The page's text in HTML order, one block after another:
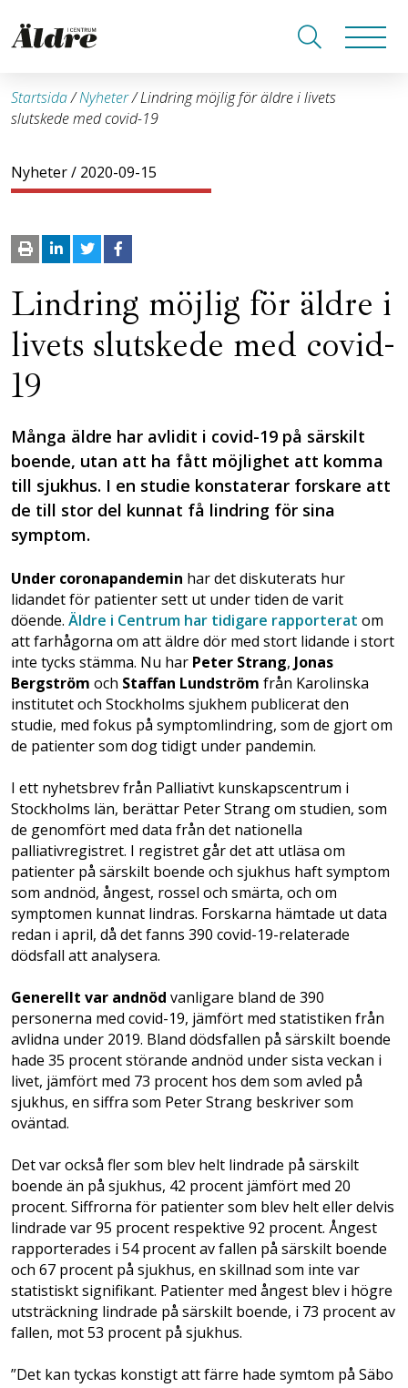
Startsida/Nyheter/Lindring möjlig för äldre i livets
slutskede med covid-19
Nyheter/ 2020-09-15
Lindring möjlig för äldre i
livets slutskede med covid-
19
Många äldre har avlidit i covid-19 på särskilt
boende, utan att ha fått möjlighet att komma
till sjukhus. I en studie konstaterar forskare att
de till stor del kunnat få lindring för sina
symptom.
Under coronapandemin har det diskuterats hur
lidandet för patienter sett ut under tiden de varit
döende. Äldre i Centrum har tidigare rapporterat om
att farhågorna om att äldre dör med stort lidande i stort
inte tycks stämma. Nu har Peter Strang, Jonas
Bergström och Staffan Lundström från Karolinska
institutet och Stockholms sjukhem publicerat den
studie, med fokus på symptomlindring, som de gjort om
de patienter som dog tidigt under pandemin.
I ett nyhetsbrev från Palliativt kunskapscentrum i
Stockholms län, berättar Peter Strang om studien, som
de genomfört med data från det nationella
palliativregistret. I registret går det att utläsa om
patienter på särskilt boende och sjukhus haft symptom
som andnöd, ångest, rossel och smärta, och om
symptomen kunnat lindras. Forskarna hämtade ut data
redan i april, då det fanns 390 covid-19-relaterade
dödsfall att analysera.
Generellt var andnöd vanligare bland de 390
personerna med covid-19, jämfört med statistiken från
avlidna under 2019. Bland dödsfallen på särskilt boende
hade 35 procent störande andnöd under sista veckan i
livet, jämfört med 73 procent hos dem som avled på
sjukhus, en siffra som Peter Strang beskriver som
oväntad.
Det var också fler som blev helt lindrade på särskilt
boende än på sjukhus, 42 procent jämfört med 20
procent. Siffrorna för patienter som blev helt eller delvis
lindrade var 95 procent respektive 92 procent. Ångest
rapporterades i 54 procent av fallen på särskilt boende
och 67 procent på sjukhus, en skillnad som inte var
statistiskt signifikant. Patienter med ångest blev i högre
utsträckning lindrade på särskilt boende, i 73 procent av
fallen, mot 53 procent på sjukhus.
”Det kan tyckas konstigt att färre hade symtom på Säbo